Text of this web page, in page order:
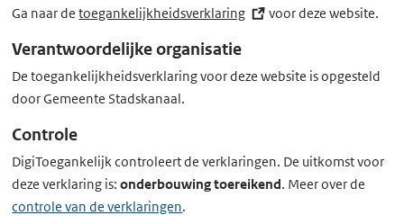
r
e
l
i
Ga naar detoegankelijkheidsverklaring (externe
voor deze website.
Verantwoordelijke organisatie
De toegankelijkheidsverklaring voor deze website is opgesteld
door Gemeente Stadskanaal.
Controle
DigiToegankelijk controleert de verklaringen. De uitkomst voor
deze verklaring is:onderbouwing toereikend. Meer over de
controle van de verklaringen.